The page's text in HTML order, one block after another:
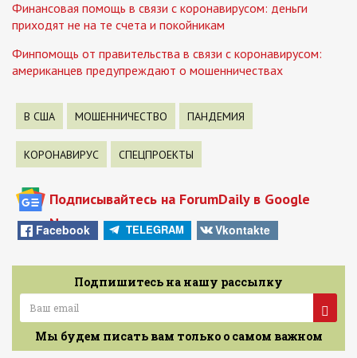
Финансовая помощь в связи с коронавирусом: деньги
приходят не на те счета и покойникам
Финпомощь от правительства в связи с коронавирусом:
американцев предупреждают о мошенничествах
В США МОШЕННИЧЕСТВО ПАНДЕМИЯ
КОРОНАВИРУС СПЕЦПРОЕКТЫ
Подписывайтесь на ForumDaily в Google
News
Facebook TELEGRAM Vkontakte
Подпишитесь на нашу рассылку
Мы будем писать вам только о самом важном